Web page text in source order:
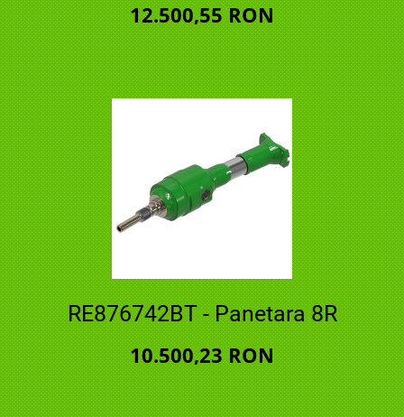
12.500,55 RON
RE876742BT - Panetara 8R
10.500,23 RON